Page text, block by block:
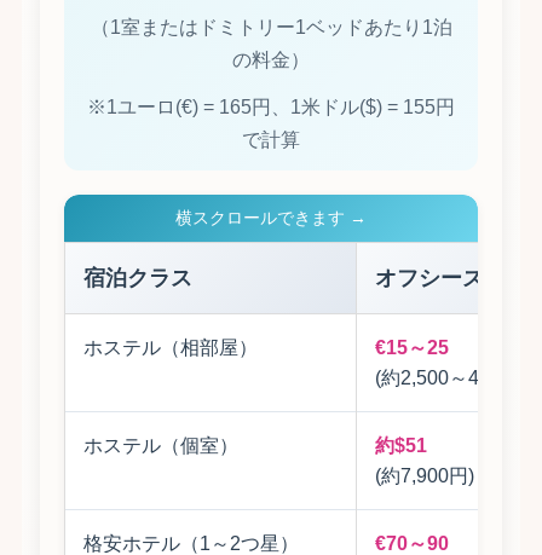
（1室またはドミトリー1ベッドあたり1泊
の料金）
※1ユーロ(€) = 165円、1米ドル($) = 155円
で計算
横スクロールできます →
宿泊クラス オフシーズン料
ホステル（相部屋）
€15～25
(約2,500～4,100円)
ホステル（個室）
約$51
(約7,900円)
格安ホテル（1～2つ星）
€70～90